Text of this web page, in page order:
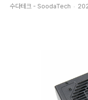
수다테크 - SoodaTech